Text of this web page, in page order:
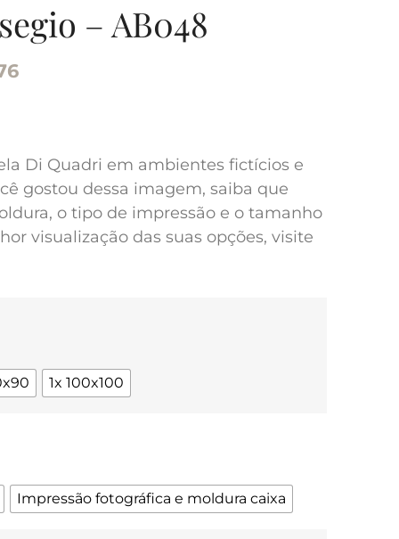
– AB048
Di Quadri em ambientes fictícios e
gostou dessa imagem, saiba que
o tipo de impressão e o tamanho
visualização das suas opções, visite
1x 100x100
Impressão fotográfica e moldura caixa